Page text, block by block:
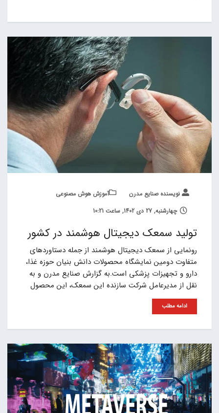
نویسنده صنایع مدرن
آموزش هوش مصنوعی
چهارشنبه, 27 دی 1402, ساعت 10:21
تولید سمعک دیجیتال هوشمند در کشور
رونمایی از سمعک دیجیتال هوشمند از جمله دستاوردهای
متفاوت دومین نمایشگاه محصولات دانش بنیان حوزه غذا،
دارو و تجهیزات پزشکی است.به گزارش صنایع مدرن و به
نقل از مدیرعامل شرکت سازنده این سمعک، این محصول
ادامه مطلب